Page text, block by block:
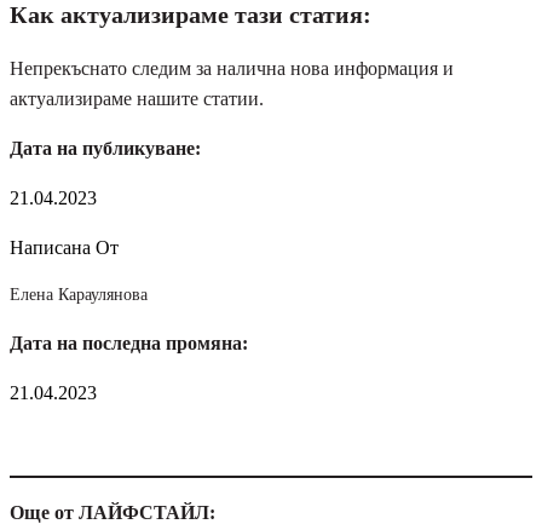
Как актуализираме тази статия:
Непрекъснато следим за налична нова информация и
актуализираме нашите статии.
Дата на публикуване:
21.04.2023
Написана От
Елена Караулянова
Дата на последна промяна:
21.04.2023
Още от ЛАЙФСТАЙЛ: